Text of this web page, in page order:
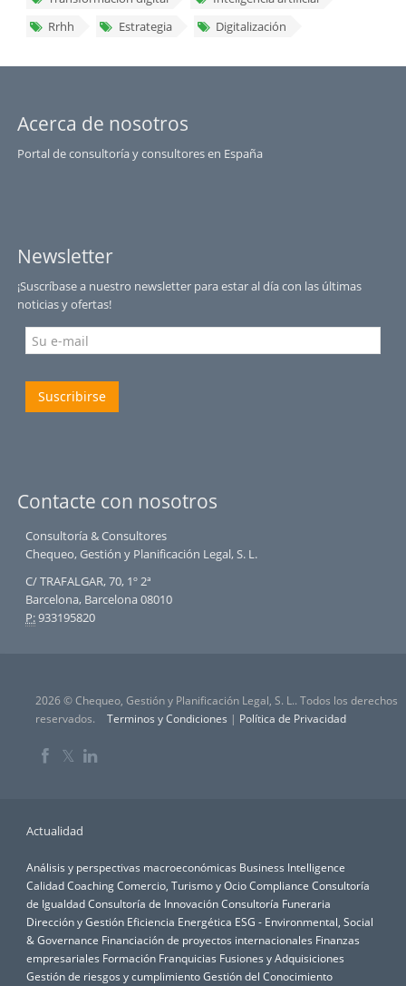
Rrhh
Estrategia Digitalización
Acerca de nosotros
Portal de consultoría y consultores en España
Newsletter
¡Suscríbase a nuestro newsletter para estar al día con las últimas
noticias y ofertas!
Suscribirse
Contacte con nosotros
Consultoría & Consultores
Chequeo, Gestión y Planificación Legal, S. L.
C/ TRAFALGAR, 70, 1º 2ª
Barcelona, Barcelona 08010
P:933195820
2026 © Chequeo, Gestión y Planificación Legal, S. L.. Todos los derechos
reservados.
Terminos y Condiciones | Política de Privacidad
𝕏
Actualidad
Análisis y perspectivas macroeconómicas Business Intelligence
CalidadCoachingComercio, Turismo y OcioCompliance Consultoría
de IgualdadConsultoría de InnovaciónConsultoría Funeraria
Dirección y Gestión Eficiencia Energética ESG - Environmental, Social
& Governance Financiación de proyectos internacionales Finanzas
empresariales Formación Franquicias Fusiones y Adquisiciones
Gestión de riesgos y cumplimientoGestión del Conocimiento